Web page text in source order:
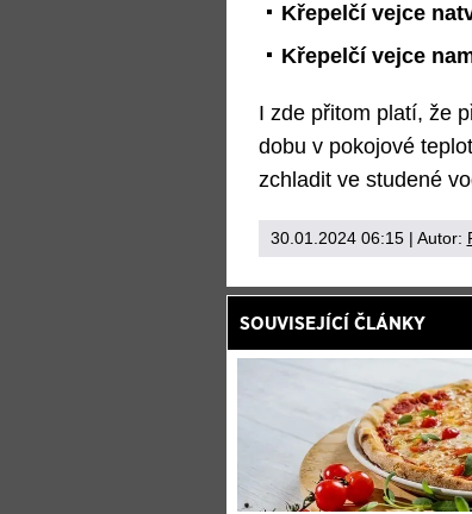
Křepelčí vejce
Křepelčí vejce
I zde přitom platí, že
dobu v pokojové
zchladit ve studené
30.01.2024 06:15| Autor:
SOUVISEJÍCÍ ČLÁNKY